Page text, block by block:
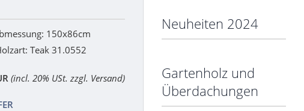
150x86cm
Teak 31.0552
(incl. 20% USt. zzgl. Versand)
Neuheiten 2024
Gartenholz und
Überdachungen